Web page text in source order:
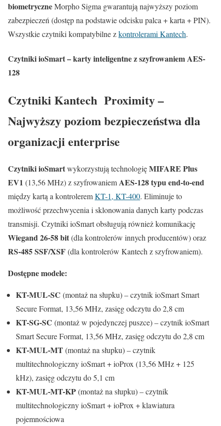
biometryczneMorpho Sigma gwarantują najwyższy poziom
zabezpieczeń (dostęp na podstawie odcisku palca + karta + PIN).
Wszystkie czytniki kompatybilne zkontrolerami Kantech.
Czytniki ioSmart – karty inteligentne z szyfrowaniem AES-
128
Czytniki Kantech Proximity –
Najwyższy poziom bezpieczeństwa dla
organizacji enterprise
Czytniki ioSmartwykorzystują technologięMIFARE Plus
EV1 (13,56 MHz) z szyfrowaniemAES-128 typu end-to-end
między kartą a kontroleremKT-1, KT-400. Eliminuje to
możliwość przechwycenia i sklonowania danych karty podczas
transmisji. Czytniki ioSmart obsługują również komunikację
Wiegand 26-58 bit(dla kontrolerów innych producentów) oraz
RS-485 SSF/XSF(dla kontrolerów Kantech z szyfrowaniem).
Dostępne modele:
KT-MUL-SC (montaż na słupku) – czytnik ioSmart Smart
Secure Format, 13,56 MHz, zasięg odczytu do 2,8 cm
KT-SG-SC (montaż w pojedynczej puszce) – czytnik ioSmart
Smart Secure Format, 13,56 MHz, zasięg odczytu do 2,8 cm
KT-MUL-MT(montaż na słupku) – czytnik
multitechnologiczny ioSmart + ioProx (13,56 MHz + 125
kHz), zasięg odczytu do 5,1 cm
KT-MUL-MT-KP(montaż na słupku) – czytnik
multitechnologiczny ioSmart + ioProx + klawiatura
pojemnościowa